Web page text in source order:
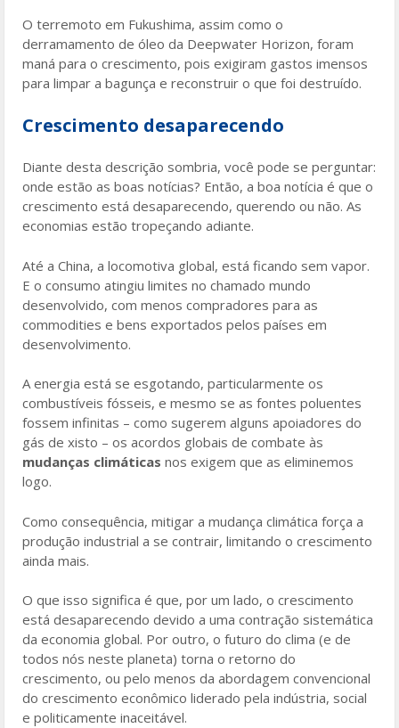
O terremoto em Fukushima, assim como o
derramamento de óleo da Deepwater Horizon, foram
maná para o crescimento, pois exigiram gastos imensos
para limpar a bagunça e reconstruir o que foi destruído.
Crescimento desaparecendo
Diante desta descrição sombria, você pode se perguntar:
onde estão as boas notícias? Então, a boa notícia é que o
crescimento está desaparecendo, querendo ou não. As
economias estão tropeçando adiante.
Até a China, a locomotiva global, está ficando sem vapor.
E o consumo atingiu limites no chamado mundo
desenvolvido, com menos compradores para as
commodities e bens exportados pelos países em
desenvolvimento.
A energia está se esgotando, particularmente os
combustíveis fósseis, e mesmo se as fontes poluentes
fossem infinitas – como sugerem alguns apoiadores do
gás de xisto – os acordos globais de combate às
mudanças climáticas nos exigem que as eliminemos
logo.
Como consequência, mitigar a mudança climática força a
produção industrial a se contrair, limitando o crescimento
ainda mais.
O que isso significa é que, por um lado, o crescimento
está desaparecendo devido a uma contração sistemática
da economia global. Por outro, o futuro do clima (e de
todos nós neste planeta) torna o retorno do
crescimento, ou pelo menos da abordagem convencional
do crescimento econômico liderado pela indústria, social
e politicamente inaceitável.